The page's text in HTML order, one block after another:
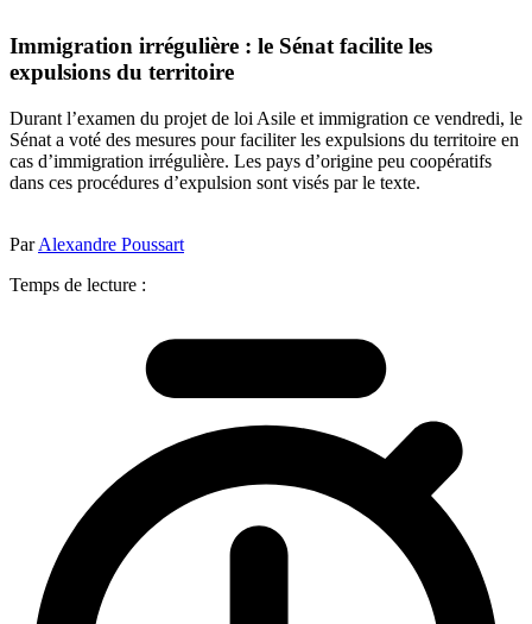
Immigration irrégulière : le Sénat facilite les
expulsions du territoire
Durant l’examen du projet de loi Asile et immigration ce vendredi, le
Sénat a voté des mesures pour faciliter les expulsions du territoire en
cas d’immigration irrégulière. Les pays d’origine peu coopératifs
dans ces procédures d’expulsion sont visés par le texte.
ParAlexandre Poussart
Temps de lecture :